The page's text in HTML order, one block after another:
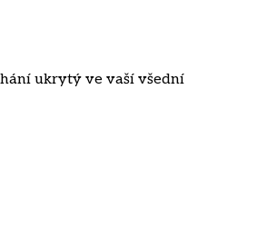
ukrytý ve vaší všední